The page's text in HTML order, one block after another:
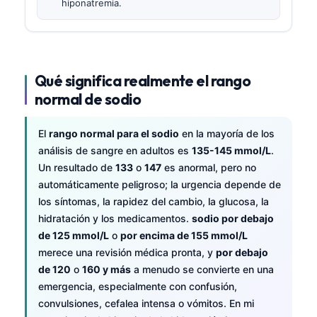
hiponatremia.
Qué significa realmente el rango
normal de sodio
El rango normal para el sodio en la mayoría de los
análisis de sangre en adultos es 135-145 mmol/L.
Un resultado de 133 o 147 es anormal, pero no
automáticamente peligroso; la urgencia depende de
los síntomas, la rapidez del cambio, la glucosa, la
hidratación y los medicamentos. sodio por debajo
de 125 mmol/L o por encima de 155 mmol/L
merece una revisión médica pronta, y por debajo
de 120 o 160 y más a menudo se convierte en una
emergencia, especialmente con confusión,
convulsiones, cefalea intensa o vómitos. En mi